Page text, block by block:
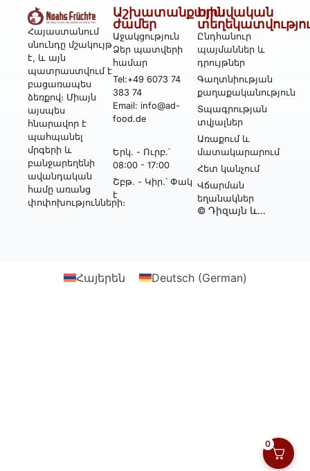
Հայաստանում
սնունդը մշակույթ
է, և այն
պատրաստվում է
բացառապես
ձեռքով։ Միայն
այսպես
հնարավոր է
պահպանել
մրգերի և
բանջարեղենի
ավանդական
համը առանց
փոփոխությունների։
Աշխատանքային
ժամեր
Աջակցություն
Ձեր պատվերի
համար
Tel:+49 6073 74
383 74
Email: info@ad-
food.de
Երկ․ - Ուրբ․՝
08:00 - 17:00
Շբթ․ - Կիր․՝ Փակ
է
Իրավական
Ընդհանուր
պայմաններ և
դրույթներ
Գաղտնիության
քաղաքականություն
Տպագրության
տվյալներ
Առաքում և
մատակարարում
Հետ կանչում
Վճարման
եղանակներ
© Դիզայն և
Հայերեն Deutsch(German)
0